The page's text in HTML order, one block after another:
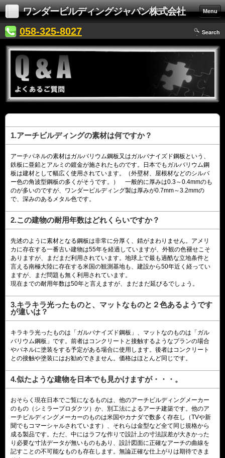
ワンダービルディングジャパン株式会社 Menu
058-325-8027 Search
1.アーチビルディングの素材は何ですか？
アーチパネルの素材はガルバリウム鋼板又はガルバナイズド鋼板という、
鉄板に亜鉛とアルミの鍍金が施されたものです。日本でもガルバリウム鋼
板は建材として幅広く使用されています。（外壁材、屋根材などのシルバ
ー色の角波型鋼板の多くがそうです。） 一般的に厚みは0.3～0.4mmのも
のが多いのですが、ワンダービルディング製は厚みが0.7mm～3.2mmの
で、深みのあるメタル色です。
2.この建物の耐用年数はどれくらいですか？
先述のように素材となる鋼板は非常に分厚く、錆がまわりません。アメリ
カに存在する一番古い建物は55年を経過していますが、外観の色褪せこそ
ありますが、まだまだ利用されています。地球上で最も過酷な立地条件と
言える南極大陸に存在する米国の観測基地も、建設から50年近く経ってい
ますが、まだ問題も無く利用されています。
現在までの耐用年数は50年と言えますが、まだまだ延びるでしょう。
3.キラキラ光ったものと、マットなものと２色あるようです
が違いは？
キラキラ光ったものは「ガルバナイズド鋼板」、マットなのものは「ガル
バリウム鋼板」です。前者はコンクリートと接触するようなプランの場合
やパネルに塗装をする予定がある場合に使用します。後者はコンクリート
との接触や塗装にはお勧めできません。価格はほとんど同じです。
4.似たような建物を日本でも見かけますが・・・。
おそらく現在日本でご覧になるものは、他のアーチビルディングメーカー
のもの（シミラープロダクツ）か、別工法によるアーチ建築です。他のア
ーチビルディングメーカーのものは米国やカナダで数多く存在し（TVや新
聞でもコマーシャルされています）、それらは金型など全て同じ規格から
成る製品です。ただ、中にはラフな作りで設計上の寸法誤差が大きかった
り必要な寸法データが無いものもあり、設計図面に正確なアーチの曲線を
記すことの不可能なものも存在します。無論正確な仕上がりは期待できま